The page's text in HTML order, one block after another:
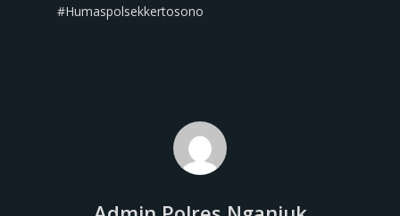
#Humaspolsekkertosono